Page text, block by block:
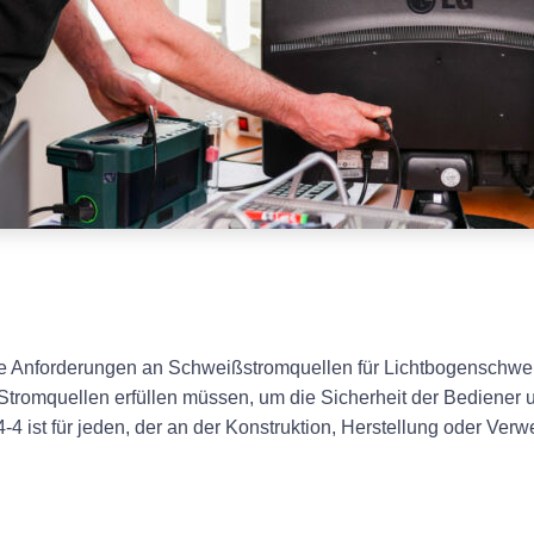
an Schweißstromquellen für
erfüllen müssen, um die Sicherheit der Bediener
ist für jeden, der an der Konstruktion, Herstellung oder